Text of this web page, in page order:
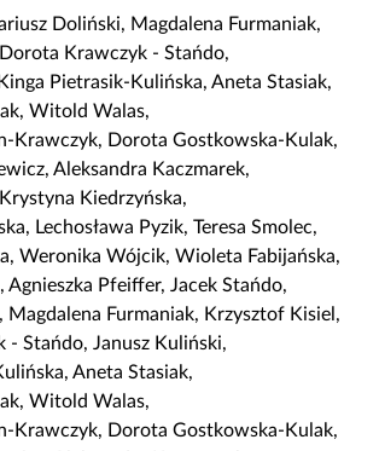
o
g
u
j
s
i
ę
,
a
b
y
s
k
o
p
Doliński, Magdalena Furmaniak,
Dorota Krawczyk - Stańdo,
Kinga Pietrasik-Kulińska, Aneta Stasiak,
, Witold Walas,
Krawczyk, Dorota Gostkowska-Kulak,
, Aleksandra Kaczmarek,
Krystyna Kiedrzyńska,
, Lechosława Pyzik, Teresa Smolec,
, Weronika Wójcik, Wioleta Fabijańska,
, Agnieszka Pfeiffer, Jacek Stańdo,
, Magdalena Furmaniak, Krzysztof Kisiel ,
- Stańdo, Janusz Kuliński,
, Aneta Stasiak,
, Witold Walas,
Krawczyk, Dorota Gostkowska-Kulak,